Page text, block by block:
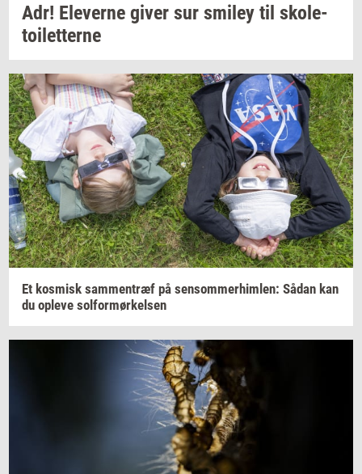
Adr! Ele­ver­ne giver sur smiley til sko­le­
toilet­ter­ne
Et kos­misk sam­men­træf på sen­som­mer­him­len: Sådan kan
du op­le­ve sol­for­mør­kel­sen